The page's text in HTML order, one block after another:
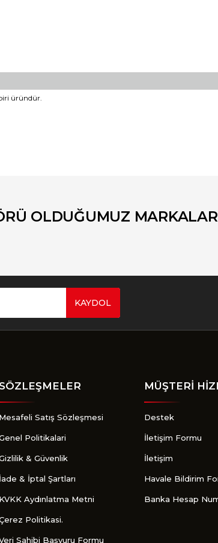
üründür.
Yorum Yaz
OLDUĞUMUZ MARKALAR
KAYDOL
SÖZLEŞMELER
Mesafeli Satış Sözleşmesi
Politikalari
& Güvenlik
İade & İptal Şartları
KVKK Aydınlatma Metni
Politikasi.
Sahibi Başvuru Formu
MÜŞTERİ
Destek
İletişim Formu
İletişim
Havale Bildirim
Banka Hesap